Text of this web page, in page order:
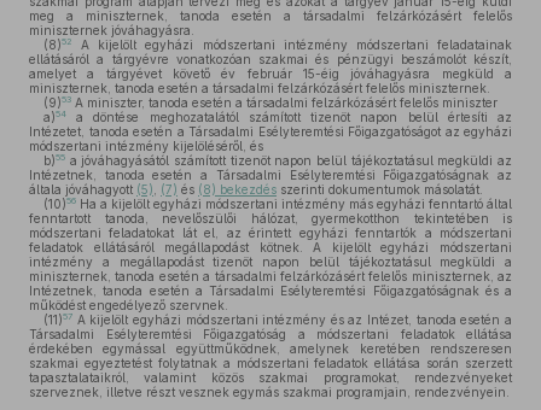
meg a miniszternek, tanoda esetén a társadalmi felzárkózásért felelős
miniszternek jóváhagyásra.
(8)52
A kijelölt egyházi módszertani intézmény módszertani feladatainak
ellátásáról a tárgyévre vonatkozóan szakmai és pénzügyi beszámolót készít,
amelyet a tárgyévet követő év február 15-éig jóváhagyásra megküld a
miniszternek, tanoda esetén a társadalmi felzárkózásért felelős miniszternek.
(9)53 A miniszter, tanoda esetén a társadalmi felzárkózásért felelős miniszter
a)54
a döntése meghozatalától számított tizenöt napon belül értesíti az
Intézetet, tanoda esetén a Társadalmi Esélyteremtési Főigazgatóságot az egyházi
módszertani intézmény kijelöléséről, és
b)55 a jóváhagyásától számított tizenöt napon belül tájékoztatásul megküldi az
Intézetnek, tanoda esetén a Társadalmi Esélyteremtési Főigazgatóságnak az
általa jóváhagyott (5) (7) és (8) bekezdés szerinti dokumentumok másolatát.
(10)56 Ha a kijelölt egyházi módszertani intézmény más egyházi fenntartó által
fenntartott tanoda, nevelőszülői hálózat, gyermekotthon tekintetében is
módszertani feladatokat lát el, az érintett egyházi fenntartók a módszertani
feladatok ellátásáról megállapodást kötnek. A kijelölt egyházi módszertani
intézmény a megállapodást tizenöt napon belül tájékoztatásul megküldi a
miniszternek, tanoda esetén a társadalmi felzárkózásért felelős miniszternek, az
Intézetnek, tanoda esetén a Társadalmi Esélyteremtési Főigazgatóságnak és a
működést engedélyező szervnek.
(11)57 A kijelölt egyházi módszertani intézmény és az Intézet, tanoda esetén a
Társadalmi Esélyteremtési Főigazgatóság a módszertani feladatok ellátása
érdekében egymással együttműködnek, amelynek keretében rendszeresen
szakmai egyeztetést folytatnak a módszertani feladatok ellátása során szerzett
tapasztalataikról, valamint közös szakmai programokat, rendezvényeket
szerveznek, illetve részt vesznek egymás szakmai programjain, rendezvényein.